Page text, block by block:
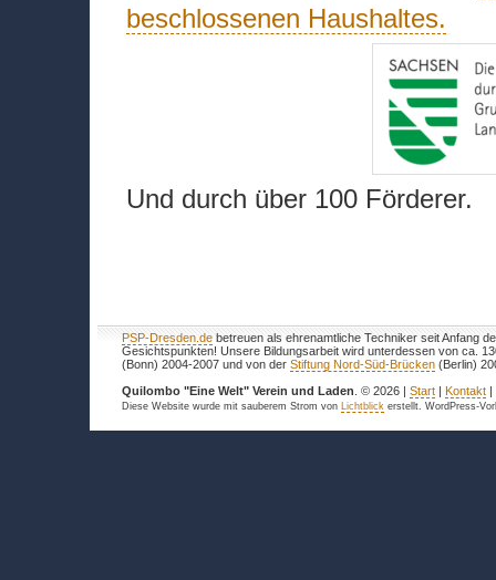
beschlossenen Haushaltes.
Und durch über 100 Förderer.
PSP-Dresden.de betreuen als ehrenamtliche Techniker seit Anfang
Gesichtspunkten! Unsere Bildungsarbeit wird unterdessen von ca.
(Bonn) 2004-2007 und von derStiftung Nord-Süd-Brücken (Berlin)
Quilombo "Eine Welt" Verein und Laden . © 2026 |Start |Kontakt |
Diese Website wurde mit sauberem Strom von Lichtblick erstellt. WordPress-